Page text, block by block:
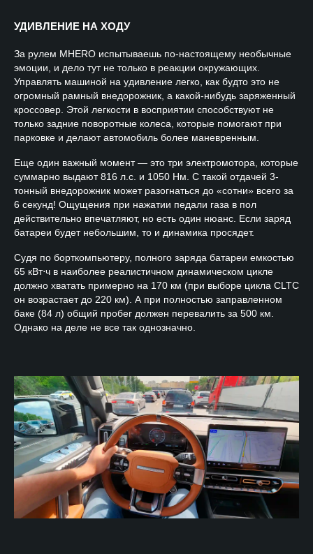
УДИВЛЕНИЕ НА ХОДУ
За рулем MHERO испытываешь по-настоящему необычные
эмоции, и дело тут не только в реакции окружающих.
Управлять машиной на удивление легко, как будто это не
огромный рамный внедорожник, а какой-нибудь заряженный
кроссовер. Этой легкости в восприятии способствуют не
только задние поворотные колеса, которые помогают при
парковке и делают автомобиль более маневренным.
Еще один важный момент — это три электромотора, которые
суммарно выдают 816 л.с. и 1050 Нм. С такой отдачей 3-
тонный внедорожник может разогнаться до «сотни» всего за
6 секунд! Ощущения при нажатии педали газа в пол
действительно впечатляют, но есть один нюанс. Если заряд
батареи будет небольшим, то и динамика просядет.
Судя по борткомпьютеру, полного заряда батареи емкостью
65 кВт⋅ч в наиболее реалистичном динамическом цикле
должно хватать примерно на 170 км (при выборе цикла CLTC
он возрастает до 220 км). А при полностью заправленном
баке (84 л) общий пробег должен перевалить за 500 км.
Однако на деле не все так однозначно.